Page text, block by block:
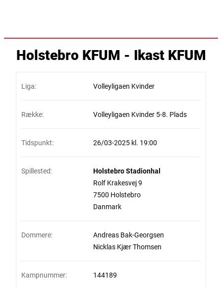
Holstebro KFUM - Ikast KFUM
Liga: Volleyligaen Kvinder
Række: Volleyligaen Kvinder 5-8. Plads
Tidspunkt: 26/03-2025 kl. 19:00
Spillested:
Holstebro Stadionhal
Rolf Krakesvej 9
7500 Holstebro
Danmark
Dommere:
Andreas Bak-Georgsen
Nicklas Kjær Thomsen
Kampnummer: 144189